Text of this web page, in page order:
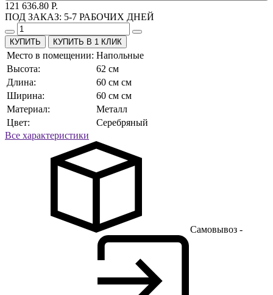
121 636.80 Р.
ПОД ЗАКАЗ: 5-7 РАБОЧИХ ДНЕЙ
КУПИТЬ В 1 КЛИК
Место в помещении: Напольные
Высота:
62 см
Длина:
60 см см
Ширина:
60 см см
Материал:
Металл
Цвет:
Серебряный
Все характеристики
Самовывоз -